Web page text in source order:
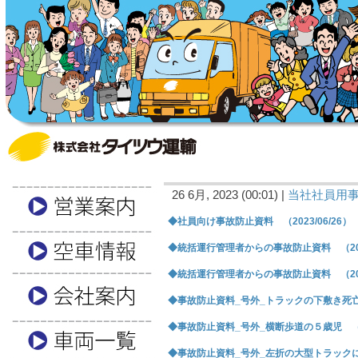
26 6月, 2023 (00:01) | 当社社員用
◆社員向け事故防止資料 （2023/06/26）
◆統括運行管理者からの事故防止資料 （
◆統括運行管理者からの事故防止資料 （
◆事故防止資料_号外_トラックの下敷き
◆事故防止資料_号外_横断歩道の５歳児
◆事故防止資料_号外_左折の大型トラッ